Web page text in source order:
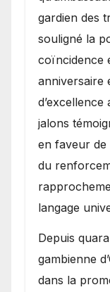
gardien des
souligné la
coïncidence
anniversaire
d’excellence
jalons
en faveur
du
langage
​Depuis
gambienne
dans la